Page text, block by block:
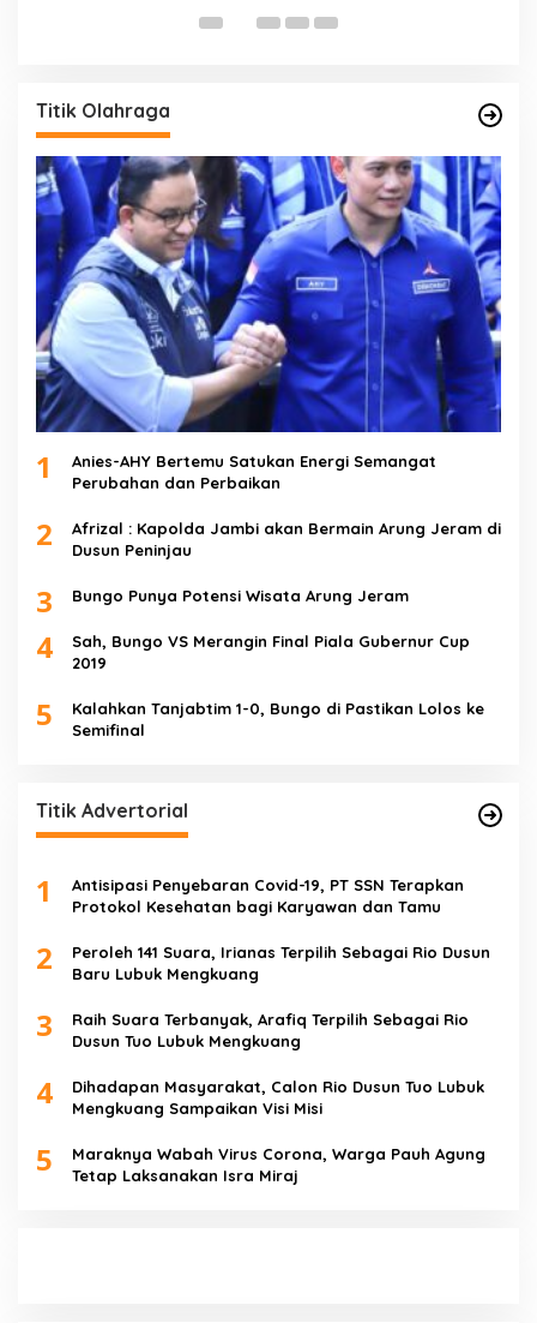
Titik Olahraga
1
Anies-AHY Bertemu Satukan Energi Semangat
Perubahan dan Perbaikan
2
Afrizal : Kapolda Jambi akan Bermain Arung Jeram di
Dusun Peninjau
3 Bungo Punya Potensi Wisata Arung Jeram
4
Sah, Bungo VS Merangin Final Piala Gubernur Cup
2019
5
Kalahkan Tanjabtim 1-0, Bungo di Pastikan Lolos ke
Semifinal
Titik Advertorial
1
Antisipasi Penyebaran Covid-19, PT SSN Terapkan
Protokol Kesehatan bagi Karyawan dan Tamu
2
Peroleh 141 Suara, Irianas Terpilih Sebagai Rio Dusun
Baru Lubuk Mengkuang
3
Raih Suara Terbanyak, Arafiq Terpilih Sebagai Rio
Dusun Tuo Lubuk Mengkuang
4
Dihadapan Masyarakat, Calon Rio Dusun Tuo Lubuk
Mengkuang Sampaikan Visi Misi
5
Maraknya Wabah Virus Corona, Warga Pauh Agung
Tetap Laksanakan Isra Miraj